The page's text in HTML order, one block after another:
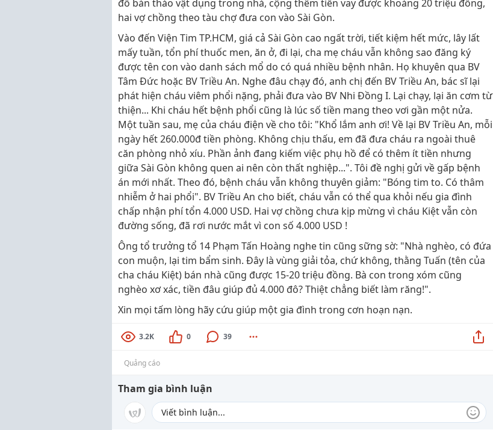
đổ bán tháo vật dụng trong nhà, cộng thêm tiền vay được khoảng 20 triệu đồng,
hai vợ chồng theo tàu chợ đưa con vào Sài Gòn.
Vào đến Viện Tim TP.HCM, giá cả Sài Gòn cao ngất trời, tiết kiệm hết mức, lây lất
mấy tuần, tổn phí thuốc men, ăn ở, đi lại, cha mẹ cháu vẫn không sao đăng ký
được tên con vào danh sách mổ do có quá nhiều bệnh nhân. Họ khuyên qua BV
Tâm Đức hoặc BV Triều An. Nghe đâu chạy đó, anh chị đến BV Triều An, bác sĩ lại
phát hiện cháu viêm phổi nặng, phải đưa vào BV Nhi Đồng I. Lại chạy, lại ăn cơm từ
thiện... Khi cháu hết bệnh phổi cũng là lúc số tiền mang theo vơi gần một nửa.
Một tuần sau, mẹ của cháu điện về cho tôi: "Khổ lắm anh ơi! Về lại BV Triều An, mỗi
ngày hết 260.000đ tiền phòng. Không chịu thấu, em đã đưa cháu ra ngoài thuê
căn phòng nhỏ xíu. Phần ảnh đang kiếm việc phụ hồ để có thêm ít tiền nhưng
giữa Sài Gòn không quen ai nên còn thất nghiệp...". Tôi đề nghị gửi về gấp bệnh
án mới nhất. Theo đó, bệnh cháu vẫn không thuyên giảm: "Bóng tim to. Có thâm
nhiễm ở hai phổi". BV Triều An cho biết, cháu vẫn có thể qua khỏi nếu gia đình
chấp nhận phí tổn 4.000 USD. Hai vợ chồng chưa kịp mừng vì cháu Kiệt vẫn còn
đường sống, đã rơi nước mắt vì con số 4.000 USD !
Ông tổ trưởng tổ 14 Phạm Tấn Hoàng nghe tin cũng sững sờ: "Nhà nghèo, có đứa
con muộn, lại tim bẩm sinh. Đây là vùng giải tỏa, chứ không, thằng Tuấn (tên của
cha cháu Kiệt) bán nhà cũng được 15-20 triệu đồng. Bà con trong xóm cũng
nghèo xơ xác, tiền đâu giúp đủ 4.000 đô? Thiệt chẳng biết làm răng!".
Xin mọi tấm lòng hãy cứu giúp một gia đình trong cơn hoạn nạn.
3.2K 0 39
Quảng cáo
Tham gia bình luận